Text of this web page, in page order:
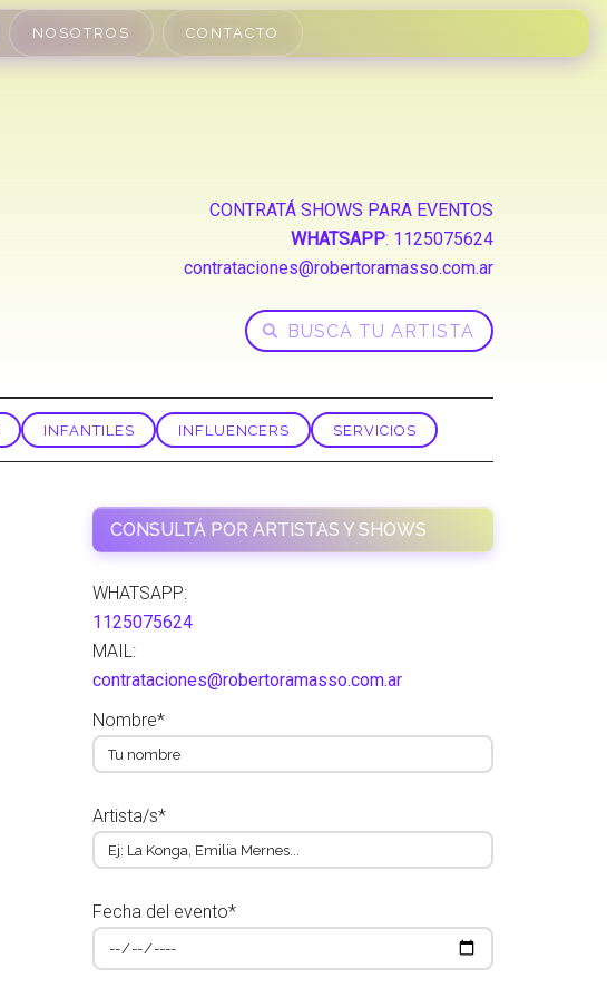
NOSOTROS CONTACTO
CONTRATÁ SHOWS PARA EVENTOS
WHATSAPP: 1125075624
contrataciones@robertoramasso.com.ar
INFANTILES INFLUENCERS SERVICIOS
CONSULTÁ POR ARTISTAS Y SHOWS
WHATSAPP:
1125075624
MAIL:
contrataciones@robertoramasso.com.ar
Nombre*
Artista/s*
Fecha del evento*